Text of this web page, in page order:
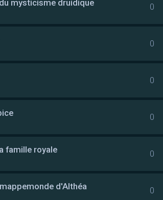
mysticisme druidique 0
0
0
0
famille royale 0
d'Althéa 0